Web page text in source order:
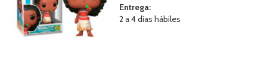
Entrega:
2 a 4 días hábiles